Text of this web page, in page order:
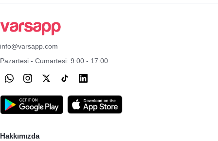
info@varsapp.com
Pazartesi - Cumartesi: 9:00 - 17:00
Hakkımızda